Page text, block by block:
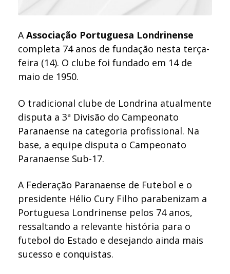
AAssociação Portuguesa Londrinense
completa 74 anos de fundação nesta terça-
feira (14). O clube foi fundado em 14 de
maio de 1950.
O tradicional clube de Londrina atualmente
disputa a 3ª Divisão do Campeonato
Paranaense na categoria profissional. Na
base, a equipe disputa o Campeonato
Paranaense Sub-17.
A Federação Paranaense de Futebol e o
presidente Hélio Cury Filho parabenizam a
Portuguesa Londrinense pelos 74 anos,
ressaltando a relevante história para o
futebol do Estado e desejando ainda mais
sucesso e conquistas.